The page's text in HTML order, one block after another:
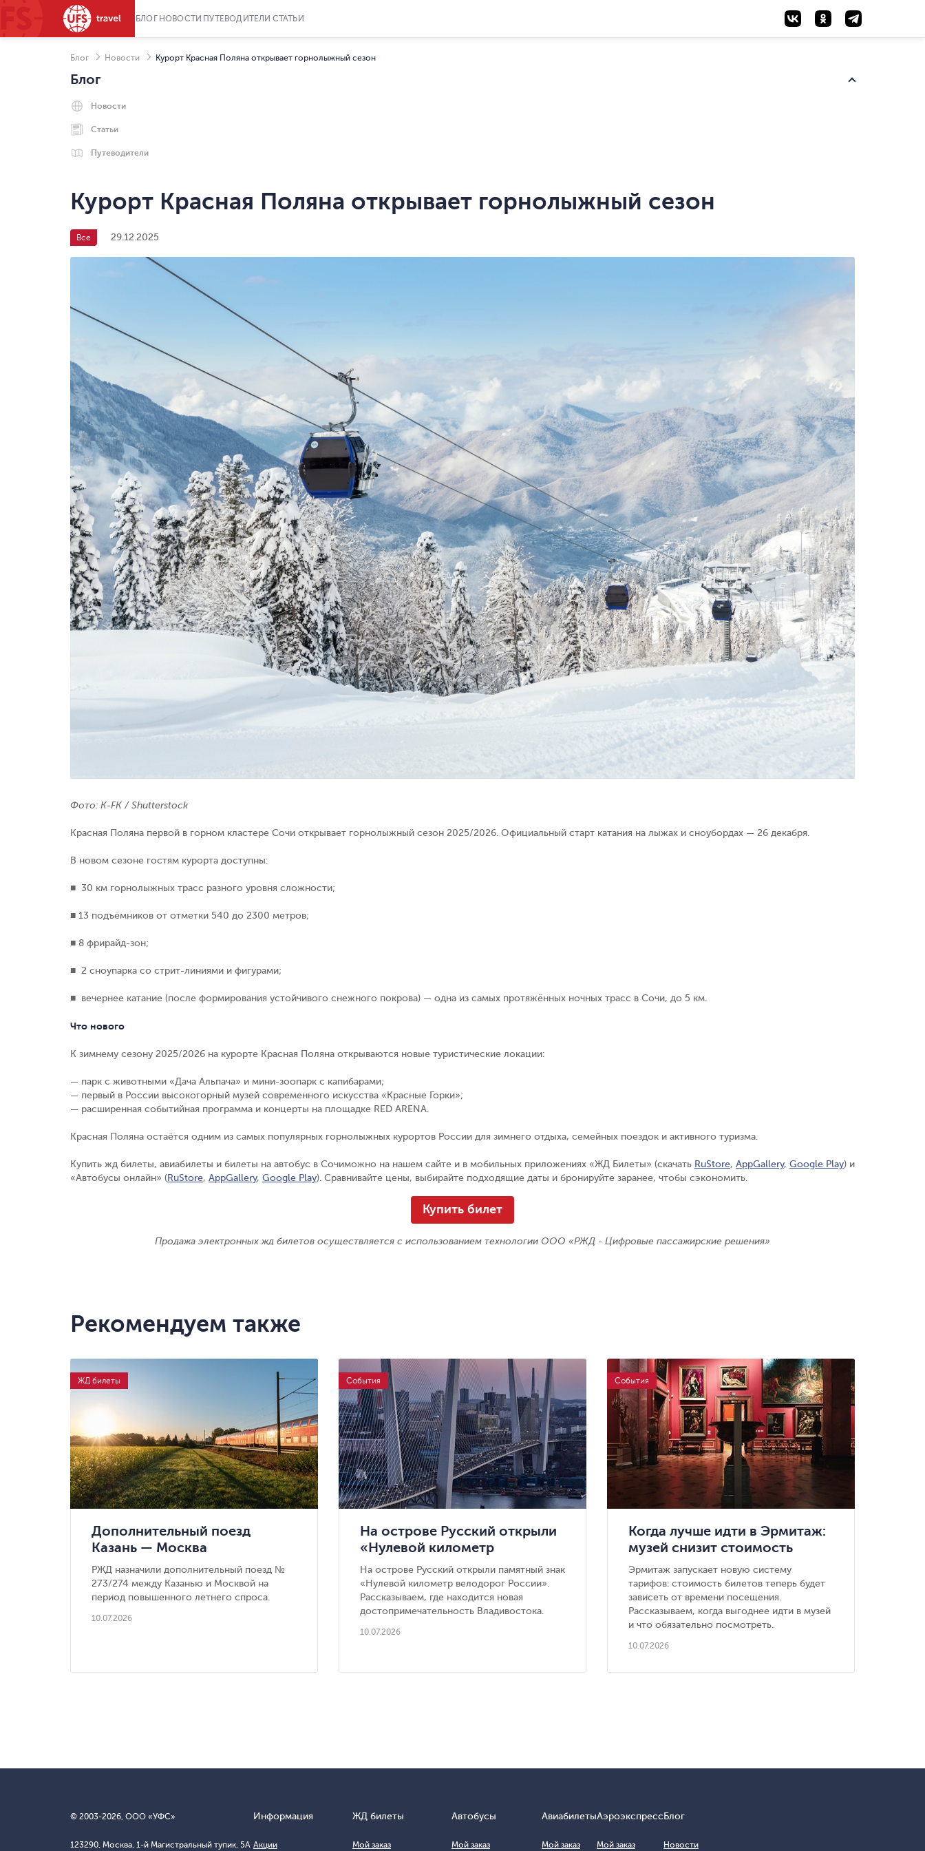
БЛОГ НОВОСТИ ПУТЕВОДИТЕЛИ СТАТЬИ
Блог Новости Курорт Красная Поляна открывает горнолыжный сезон
Блог
Новости
Статьи
Путеводители
Курорт Красная Поляна открывает горнолыжный сезон
Все 29.12.2025
Фото: K-FK / Shutterstock
Красная Поляна первой в горном кластере Сочи открывает горнолыжный сезон 2025/2026. Официальный старт катания на лыжах и сноубордах — 26 декабря.
В новом сезоне гостям курорта доступны:
■ 30 км горнолыжных трасс разного уровня сложности;
■ 13 подъёмников от отметки 540 до 2300 метров;
■ 8 фрирайд-зон;
■ 2 сноупарка со стрит-линиями и фигурами;
■ вечернее катание (после формирования устойчивого снежного покрова) — одна из самых протяжённых ночных трасс в Сочи, до 5 км.
Что нового
К зимнему сезону 2025/2026 на курорте Красная Поляна открываются новые туристические локации:
— парк с животными «Дача Альпача» и мини-зоопарк с капибарами;
— первый в России высокогорный музей современного искусства «Красные Горки»;
— расширенная событийная программа и концерты на площадке RED ARENA
Красная Поляна остаётся одним из самых популярных горнолыжных курортов России для зимнего отдыха, семейных поездок и активного туризма.
Купить жд билеты, авиабилеты и билеты на автобус в Сочиможно на нашем сайте и в мобильных приложениях «ЖД Билеты» (скачать RuStore, AppGallery, Google Play) и
«Автобусы онлайн» (RuStore, AppGallery, Google Play). Сравнивайте цены, выбирайте подходящие даты и бронируйте заранее, чтобы сэкономить.
Купить билет
Продажа электронных жд билетов осуществляется с использованием технологии ООО «РЖД - Цифровые пассажирские решения»
Рекомендуем также
ЖД билеты
Дополнительный поезд
Казань — Москва
РЖД назначили дополнительный поезд №
273/274 между Казанью и Москвой на
период повышенного летнего спроса.
10.07.2026
События
На острове Русский открыли
«Нулевой километр
велодорог России» — новая
достопримечательность
Владивостока
На острове Русский открыли памятный знак
«Нулевой километр велодорог России».
Рассказываем, где находится новая
достопримечательность Владивостока.
10.07.2026
События
Когда лучше идти в Эрмитаж:
музей снизит стоимость
вечерних билетов
Эрмитаж запускает новую систему
тарифов: стоимость билетов теперь будет
зависеть от времени посещения.
Рассказываем, когда выгоднее идти в музей
и что обязательно посмотреть.
10.07.2026
© 2003-2026 , ООО «УФС»
123290, Москва, 1-й Магистральный тупик, 5А
Информация
Акции
ЖД билеты
Мой заказ
Автобусы
Мой заказ
Авиабилеты
Мой заказ
Аэроэкспресс
Мой заказ
Блог
Новости